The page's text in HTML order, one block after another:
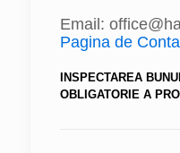
Email:
Pagina de
INSPECTAREA
OBLIGATORIE A